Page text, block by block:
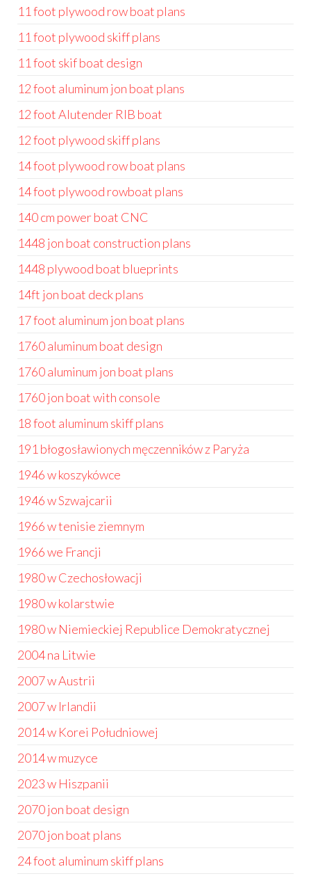
11 foot plywood row boat plans
11 foot plywood skiff plans
11 foot skif boat design
12 foot aluminum jon boat plans
12 foot Alutender RIB boat
12 foot plywood skiff plans
14 foot plywood row boat plans
14 foot plywood rowboat plans
140 cm power boat CNC
1448 jon boat construction plans
1448 plywood boat blueprints
14ft jon boat deck plans
17 foot aluminum jon boat plans
1760 aluminum boat design
1760 aluminum jon boat plans
1760 jon boat with console
18 foot aluminum skiff plans
191 błogosławionych męczenników z Paryża
1946 w koszykówce
1946 w Szwajcarii
1966 w tenisie ziemnym
1966 we Francji
1980 w Czechosłowacji
1980 w kolarstwie
1980 w Niemieckiej Republice Demokratycznej
2004 na Litwie
2007 w Austrii
2007 w Irlandii
2014 w Korei Południowej
2014 w muzyce
2023 w Hiszpanii
2070 jon boat design
2070 jon boat plans
24 foot aluminum skiff plans